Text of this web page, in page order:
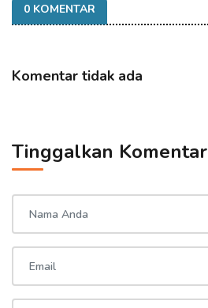
0 KOMENTAR
Komentar tidak ada
Tinggalkan Komentar